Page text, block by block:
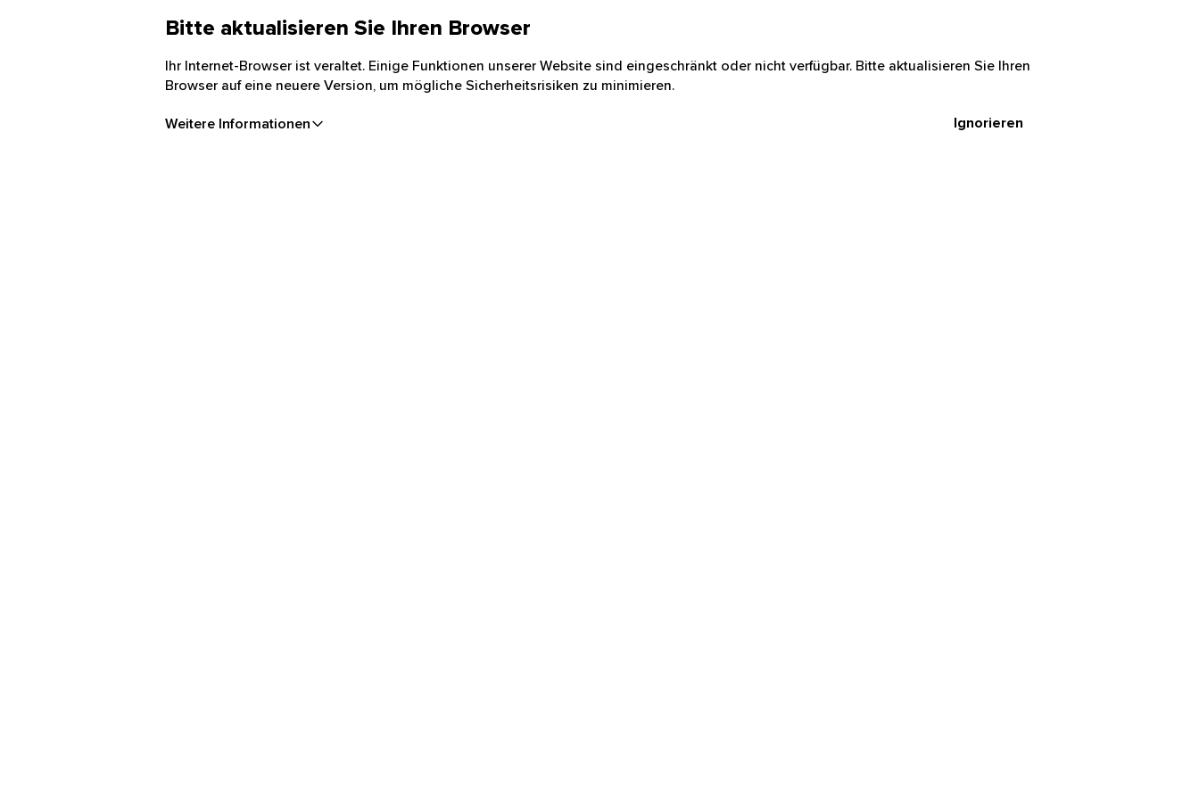
Bitte aktualisieren Sie Ihren Browser
Ihr Internet-Browser ist veraltet. Einige Funktionen unserer Website sind eingeschränkt oder nicht verfügbar. Bitte aktualisieren Sie Ihren
Browser auf eine neuere Version, um mögliche Sicherheitsrisiken zu minimieren.
Weitere Informationen Ignorieren